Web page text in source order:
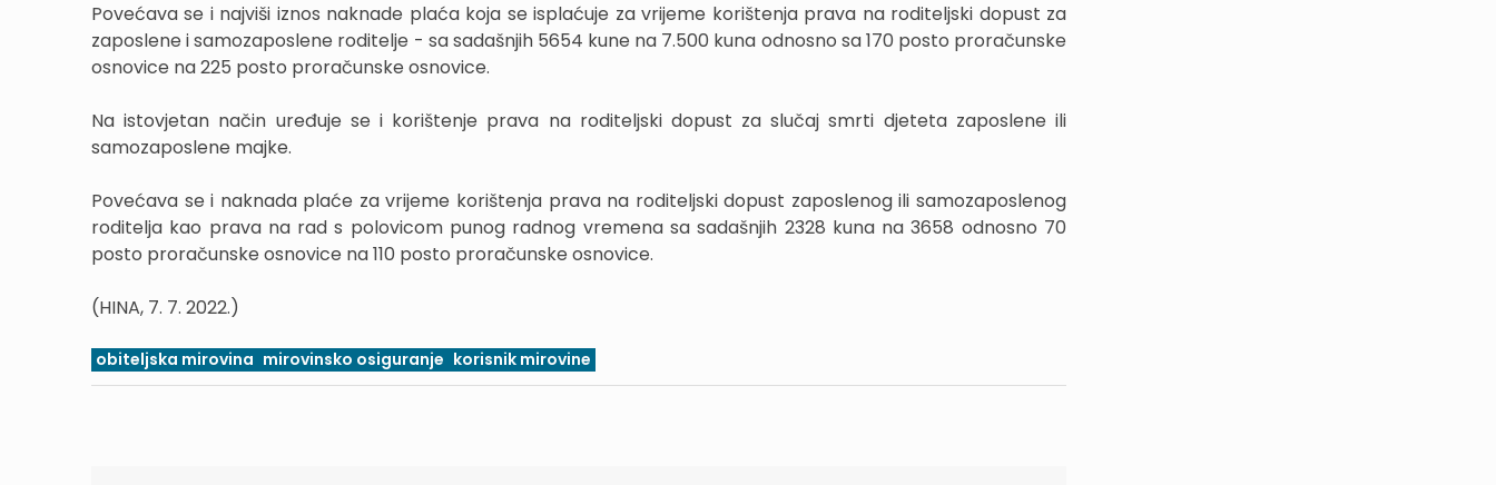
Povećava se i najviši iznos naknade plaća koja se isplaćuje za vrijeme korištenja prava na roditeljski dopust za
zaposlene i samozaposlene roditelje - sa sadašnjih 5654 kune na 7.500 kuna odnosno sa 170 posto proračunske
osnovice na 225 posto proračunske osnovice.
Na istovjetan način uređuje se i korištenje prava na roditeljski dopust za slučaj smrti djeteta zaposlene ili
samozaposlene majke.
Povećava se i naknada plaće za vrijeme korištenja prava na roditeljski dopust zaposlenog ili samozaposlenog
roditelja kao prava na rad s polovicom punog radnog vremena sa sadašnjih 2328 kuna na 3658 odnosno 70
posto proračunske osnovice na 110 posto proračunske osnovice.
(HINA, 7. 7. 2022.)
obiteljska mirovina mirovinsko osiguranje korisnik mirovine